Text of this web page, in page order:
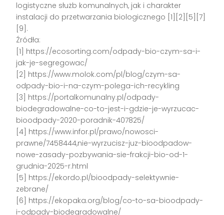
logistyczne służb komunalnych, jak i charakter
instalacji do przetwarzania biologicznego [1][2][5][7]
[9].
Źródła:
[1] https://ecosorting.com/odpady-bio-czym-sa-i-
jak-je-segregowac/
[2] https://www.molok.com/pl/blog/czym-sa-
odpady-bio-i-na-czym-polega-ich-recykling
[3] https://portalkomunalny.pl/odpady-
biodegradowalne-co-to-jest-i-gdzie-je-wyrzucac-
bioodpady-2020-poradnik-407825/
[4] https://www.infor.pl/prawo/nowosci-
prawne/7458444,nie-wyrzucisz-juz-bioodpadow-
nowe-zasady-pozbywania-sie-frakcji-bio-od-1-
grudnia-2025-r.html
[5] https://ekordo.pl/bioodpady-selektywnie-
zebrane/
[6] https://ekopaka.org/blog/co-to-sa-bioodpady-
i-odpady-biodegradowalne/